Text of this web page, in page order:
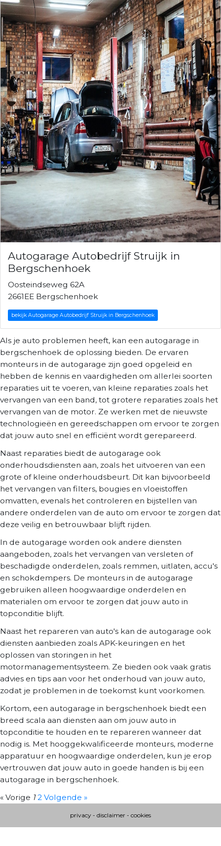
Autogarage Autobedrijf Struijk in
Bergschenhoek
Oosteindseweg 62A
2661EE Bergschenhoek
bekijk Autogarage Autobedrijf Struijk in Bergschenhoek
Als je auto problemen heeft, kan een autogarage in
bergschenhoek de oplossing bieden. De ervaren
monteurs in de autogarage zijn goed opgeleid en
hebben de kennis en vaardigheden om allerlei soorten
reparaties uit te voeren, van kleine reparaties zoals het
vervangen van een band, tot grotere reparaties zoals het
vervangen van de motor. Ze werken met de nieuwste
technologieën en gereedschappen om ervoor te zorgen
dat jouw auto snel en efficiënt wordt gerepareerd.
Naast reparaties biedt de autogarage ook
onderhoudsdiensten aan, zoals het uitvoeren van een
grote of kleine onderhoudsbeurt. Dit kan bijvoorbeeld
het vervangen van filters, bougies en vloeistoffen
omvatten, evenals het controleren en bijstellen van
andere onderdelen van de auto om ervoor te zorgen dat
deze veilig en betrouwbaar blijft rijden.
In de autogarage worden ook andere diensten
aangeboden, zoals het vervangen van versleten of
beschadigde onderdelen, zoals remmen, uitlaten, accu's
en schokdempers. De monteurs in de autogarage
gebruiken alleen hoogwaardige onderdelen en
materialen om ervoor te zorgen dat jouw auto in
topconditie blijft.
Naast het repareren van auto's kan de autogarage ook
diensten aanbieden zoals APK-keuringen en het
oplossen van storingen in het
motormanagementsysteem. Ze bieden ook vaak gratis
advies en tips aan voor het onderhoud van jouw auto,
zodat je problemen in de toekomst kunt voorkomen.
Kortom, een autogarage in bergschenhoek biedt een
breed scala aan diensten aan om jouw auto in
topconditie te houden en te repareren wanneer dat
nodig is. Met hooggekwalificeerde monteurs, moderne
apparatuur en hoogwaardige onderdelen, kun je erop
vertrouwen dat jouw auto in goede handen is bij een
autogarage in bergschenhoek.
« Vorige 1 2 Volgende »
privacy - disclaimer - cookies